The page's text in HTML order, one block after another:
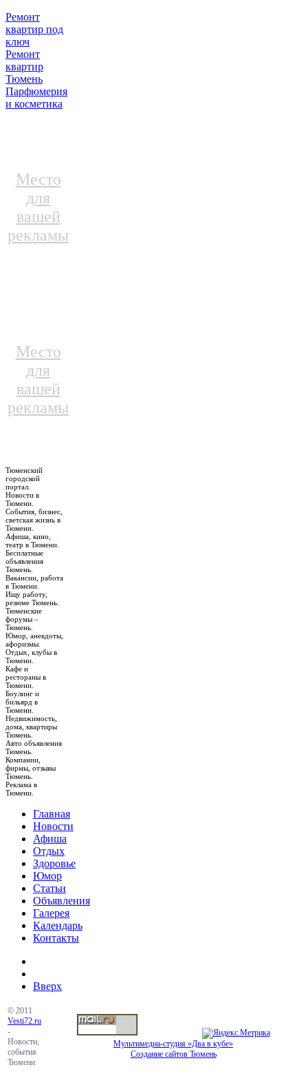
Ремонт
квартир под
ключ
Ремонт
квартир
Тюмень
Парфюмерия
и косметика
Место
для
вашей
рекламы
Место
для
вашей
рекламы
Тюменский
городской
портал.
Новости в
Тюмени.
События, бизнес,
светская жизнь в
Тюмени.
Афиша, кино,
театр в Тюмени.
Бесплатные
объявления
Тюмень.
Вакансии, работа
в Тюмени.
Ищу работу,
резюме Тюмень.
Тюменские
форумы –
Тюмень.
Юмор, анекдоты,
афоризмы.
Отдых, клубы в
Тюмени.
Кафе и
рестораны в
Тюмени.
Боулинг и
бильярд в
Тюмени.
Недвижимость,
дома, квартиры
Тюмень.
Авто объявления
Тюмень.
Компании,
фирмы, отзывы
Тюмень.
Реклама в
Тюмени.
Главная
Новости
Афиша
Отдых
Здоровье
Юмор
Статьи
Объявления
Галерея
Календарь
Контакты
Вверх
© 2011
Vesti72.ru
-
Новости,
события
Тюмени
Мультимедиа-студия «Два в кубе»
Создание сайтов Тюмень